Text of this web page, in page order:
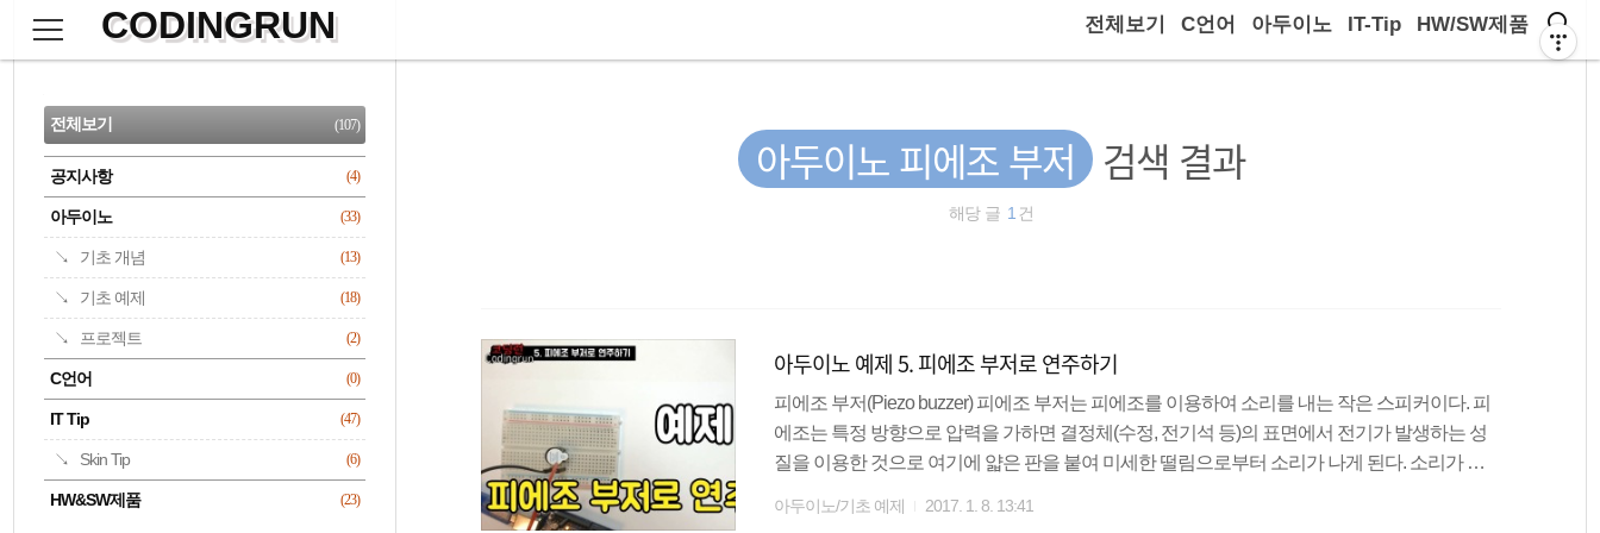
으
CODINGRUN 전체보기 C언어 아두이노 IT-Tip HW/SW제품
아두이노 피에조 부저 검색 결과
해당 글 1 건
아두이노 예제 5. 피에조 부저로 연주하기
피에조 부저(Piezo buzzer) 피에조 부저는 피에조를 이용하여 소리를 내는 작은 스피커이다. 피
에조는 특정 방향으로 압력을 가하면 결정체(수정, 전기석 등)의 표면에서 전기가 발생하는 성
질을 이용한 것으로 여기에 얇은 판을 붙여 미세한 떨림으로부터 소리가 나게 된다. 소리가 크
아두이노/기초 예제 2017. 1. 8. 13:41
CATEGORY
전체보기 (107)
공지사항 (4)
아두이노 (33)
기초 개념 (13)
기초 예제 (18)
프로젝트 (2)
C언어 (0)
IT Tip (47)
Skin Tip (6)
HW&SW제품 (23)
검